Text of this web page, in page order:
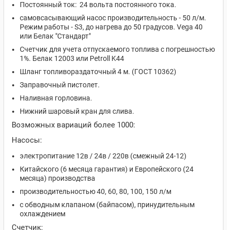
Постоянный ток: 24 вольта постоянного тока.
самовсасывающий насос производительность - 50 л/м.
Режим работы - S3, до нагрева до 50 градусов. Vega 40
или Белак "Стандарт"
Счетчик для учета отпускаемого топлива с погрешностью
1%. Белак 12003 или Petroll K44
Шланг топливораздаточный 4 м. (ГОСТ 10362)
Заправочный пистолет.
Наливная горловина.
Нижний шаровый кран для слива.
Возможных вариаций более 1000:
Насосы:
электропитание 12в / 24в / 220в (смежный 24-12)
Китайского (6 месяца гарантия) и Европейского (24
месяца) производства
производительностью 40, 60, 80, 100, 150 л/м
с обводным клапаном (байпасом), принудительным
охлаждением
Счетчик: